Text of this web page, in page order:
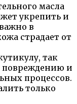
масла
укрепить и
в
страдает от
так
повреждению и
процессов.
только